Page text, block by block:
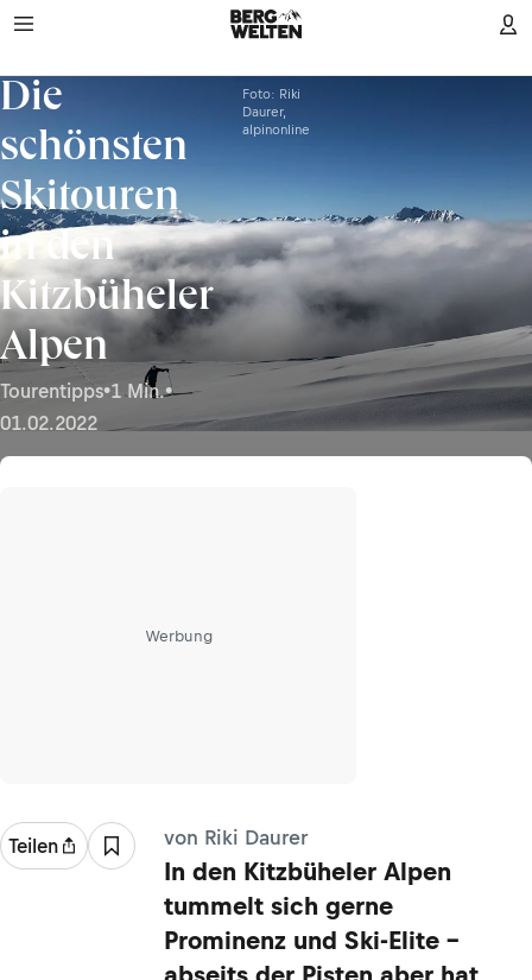
Die
schönsten
Skitouren
in den
Kitzbüheler
Alpen
Tourentipps•1 Min.•
01.02.2022
Foto: Riki
Daurer,
alpinonline
Werbung
Teilen von Riki Daurer
In den Kitzbüheler Alpen
tummelt sich gerne
Prominenz und Ski-Elite –